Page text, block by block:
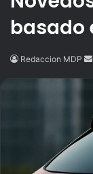
basado
Redaccion MDP